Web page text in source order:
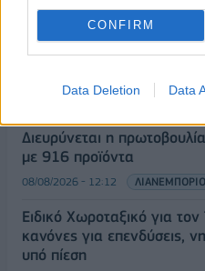
CONFIRM
Data Deletion Data
Health Monitoring: Η
αξιοποίηση των
ΥΓΕΙΑ
Διευρύνεται η
με 916 προϊόντα
08/08/2026 - 12:12 ΛΙΑΝΕΜΠΟΡΙΟ
Ειδικό Χωροταξικό για τον
κανόνες για επενδύσεις,
υπό πίεση